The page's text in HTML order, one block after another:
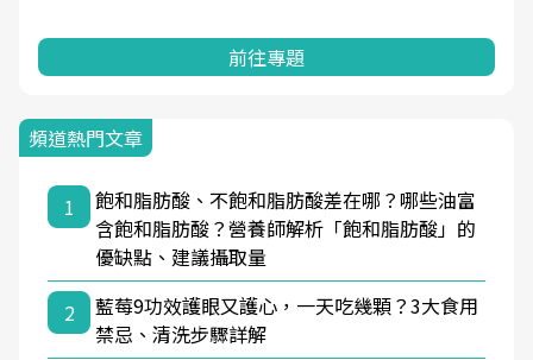
前往專題
頻道熱門文章
1
飽和脂肪酸、不飽和脂肪酸差在哪？哪些油富
含飽和脂肪酸？營養師解析「飽和脂肪酸」的
優缺點、建議攝取量
2
藍莓9功效護眼又護心，一天吃幾顆？3大食用
禁忌、清洗步驟詳解